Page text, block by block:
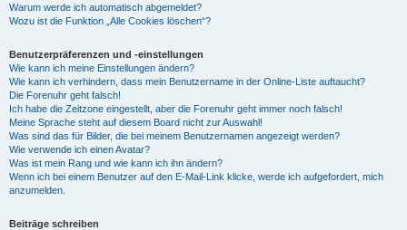
Warum werde ich automatisch abgemeldet?
Wozu ist die Funktion „Alle Cookies löschen“?
Benutzerpräferenzen und -einstellungen
Wie kann ich meine Einstellungen ändern?
Wie kann ich verhindern, dass mein Benutzername in der Online-Liste auftaucht?
Die Forenuhr geht falsch!
Ich habe die Zeitzone eingestellt, aber die Forenuhr geht immer noch falsch!
Meine Sprache steht auf diesem Board nicht zur Auswahl!
Was sind das für Bilder, die bei meinem Benutzernamen angezeigt werden?
Wie verwende ich einen Avatar?
Was ist mein Rang und wie kann ich ihn ändern?
Wenn ich bei einem Benutzer auf den E-Mail-Link klicke, werde ich aufgefordert, mich
anzumelden.
Beiträge schreiben